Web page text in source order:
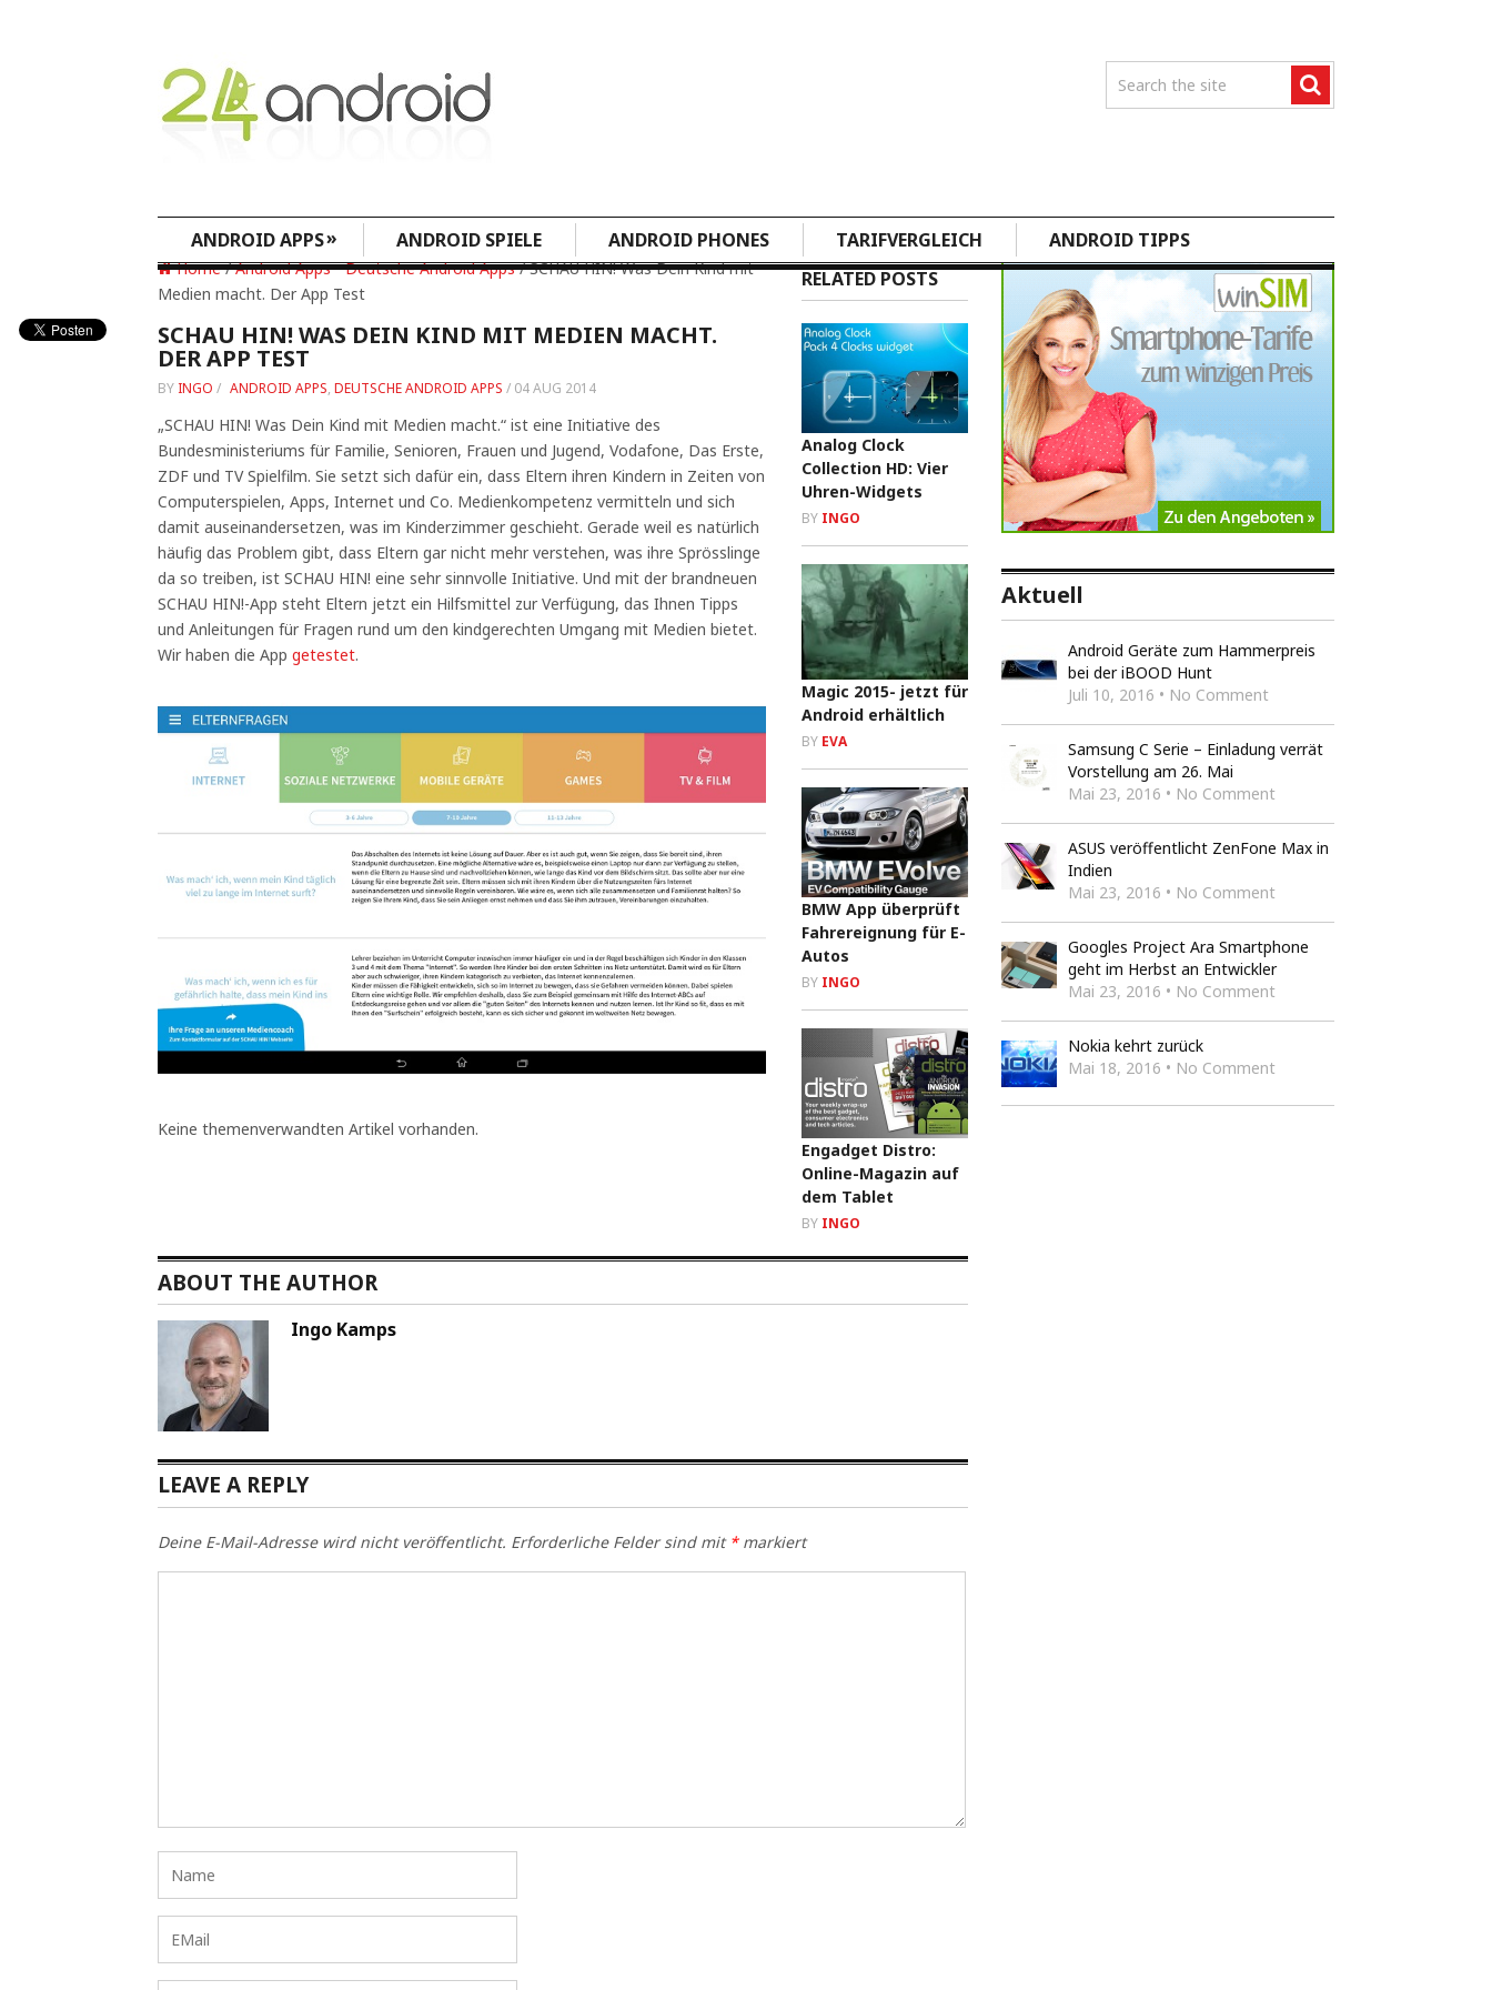
ANDROID APPS» ANDROID SPIELE ANDROID PHONES TARIFVERGLEICH ANDROID TIPPS
Home/Android Apps•Deutsche Android Apps/ SCHAU HIN! Was Dein Kind mit
Medien macht. Der App Test
SCHAU HIN! WAS DEIN KIND MIT MEDIEN MACHT.
DER APP TEST
BY INGO / ANDROID APPS, DEUTSCHE ANDROID APPS / 04 AUG 2014
„SCHAU HIN! Was Dein Kind mit Medien macht.“ ist eine Initiative des
Bundesministeriums für Familie, Senioren, Frauen und Jugend, Vodafone, Das Erste,
ZDF und TV Spielfilm. Sie setzt sich dafür ein, dass Eltern ihren Kindern in Zeiten von
Computerspielen, Apps, Internet und Co. Medienkompetenz vermitteln und sich
damit auseinandersetzen, was im Kinderzimmer geschieht. Gerade weil es natürlich
häufig das Problem gibt, dass Eltern gar nicht mehr verstehen, was ihre Sprösslinge
da so treiben, ist SCHAU HIN! eine sehr sinnvolle Initiative. Und mit der brandneuen
SCHAU HIN!-App steht Eltern jetzt ein Hilfsmittel zur Verfügung, das Ihnen Tipps
und Anleitungen für Fragen rund um den kindgerechten Umgang mit Medien bietet.
Wir haben die App getestet.
Keine themenverwandten Artikel vorhanden.
RELATED POSTS
Analog Clock
Collection HD: Vier
Uhren-Widgets
BY INGO
Magic 2015- jetzt für
Android erhältlich
BY EVA
BMW App überprüft
Fahrereignung für E-
Autos
BY INGO
Engadget Distro:
Online-Magazin auf
dem Tablet
BY INGO
ABOUT THE AUTHOR
Ingo Kamps
LEAVE A REPLY
Deine E-Mail-Adresse wird nicht veröffentlicht. Erforderliche Felder sind mit *markiert
Aktuell
Android Geräte zum Hammerpreis
bei der iBOOD Hunt
Juli 10, 2016 • No Comment
Samsung C Serie – Einladung verrät
Vorstellung am 26. Mai
Mai 23, 2016 • No Comment
ASUS veröffentlicht ZenFone Max in
Indien
Mai 23, 2016 • No Comment
Googles Project Ara Smartphone
geht im Herbst an Entwickler
Mai 23, 2016 • No Comment
Nokia kehrt zurück
Mai 18, 2016 • No Comment